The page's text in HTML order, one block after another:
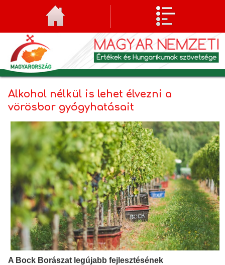
Alkohol nélkül is lehet élvezni a
vörösbor gyógyhatásait
A Bock Borászat legújabb fejlesztésének